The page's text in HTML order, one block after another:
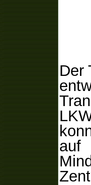
Der